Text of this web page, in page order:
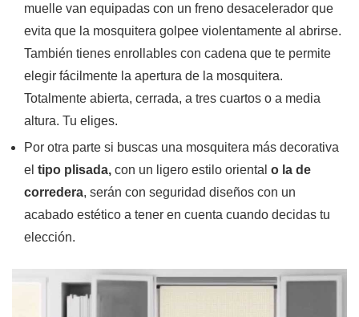
muelle van equipadas con un freno desacelerador que
evita que la mosquitera golpee violentamente al abrirse.
También tienes enrollables con cadena que te permite
elegir fácilmente la apertura de la mosquitera.
Totalmente abierta, cerrada, a tres cuartos o a media
altura. Tu eliges.
Por otra parte si buscas una mosquitera más decorativa
el tipo plisada, con un ligero estilo oriental o la de
corredera, serán con seguridad diseños con un
acabado estético a tener en cuenta cuando decidas tu
elección.